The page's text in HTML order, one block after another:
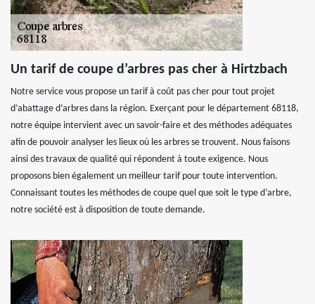
Un tarif de coupe d’arbres pas cher à Hirtzbach
Notre service vous propose un tarif à coût pas cher pour tout projet
d’abattage d’arbres dans la région. Exerçant pour le département 68118,
notre équipe intervient avec un savoir-faire et des méthodes adéquates
afin de pouvoir analyser les lieux où les arbres se trouvent. Nous faisons
ainsi des travaux de qualité qui répondent à toute exigence. Nous
proposons bien également un meilleur tarif pour toute intervention.
Connaissant toutes les méthodes de coupe quel que soit le type d’arbre,
notre société est à disposition de toute demande.